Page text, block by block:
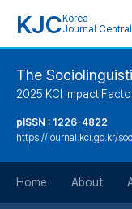
KJC Korea
Journal Central
The
2025 KCI Impact
pISSN : 1226-4822
https://journal.kci.go.kr/
Home About